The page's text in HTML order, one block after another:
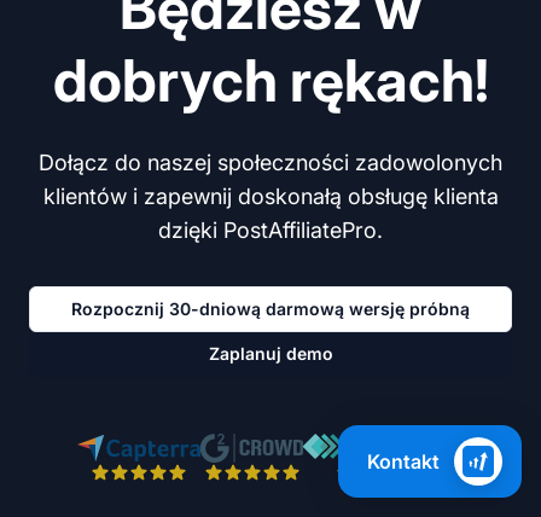
dobrych rękach!
Dołącz do naszej społeczności zadowolonych
klientów i zapewnij doskonałą obsługę klienta
dzięki PostAffiliatePro.
Rozpocznij 30-dniową darmową wersję próbną
Zaplanuj demo
Kontakt